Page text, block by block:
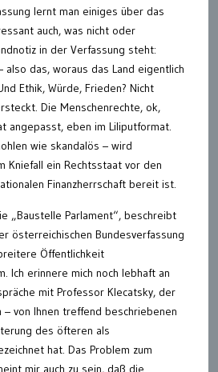
lernt man einiges über das
auch, was nicht oder
in der Verfassung steht:
also das, woraus das Land eigentlich
Ethik, Würde, Frieden? Nicht
Die Menschenrechte, ok,
angepasst, eben im Liliputformat.
wie skandalös – wird
Kniefall ein Rechtsstaat vor den
Finanzherrschaft bereit ist.
„Baustelle Parlament“, beschreibt
österreichischen Bundesverfassung
Öffentlichkeit
Ich erinnere mich noch lebhaft an
mit Professor Klecatsky, der
von Ihnen treffend beschriebenen
des öfteren als
hat. Das Problem zum
mir auch zu sein, daß die